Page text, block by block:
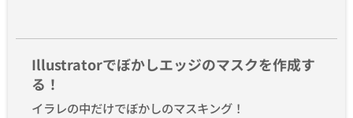
Illustratorでぼかしエッジのマスクを作成す
る！
イラレの中だけでぼかしのマスキング！